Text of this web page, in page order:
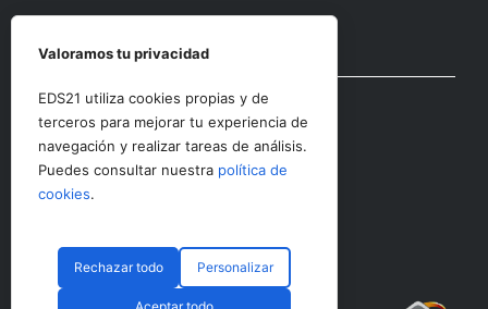
Otras secciones
Contacto
© CopyRight 2023 RRHHDigital
Valoramos tu privacidad
EDS21 utiliza cookies propias y de
terceros para mejorar tu experiencia de
navegación y realizar tareas de análisis.
Puedes consultar nuestra política de
cookies.
Rechazar todo Personalizar